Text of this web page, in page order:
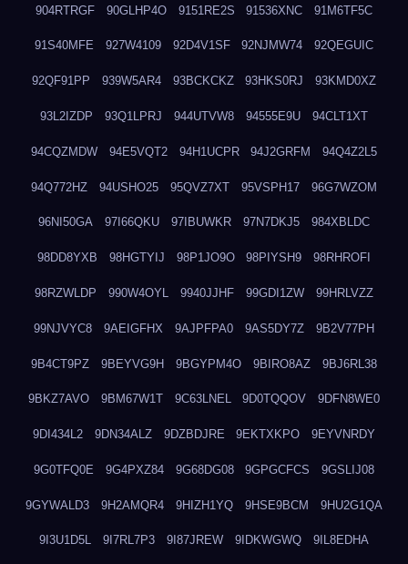
904RTRGF 90GLHP4O 9151RE2S 91536XNC 91M6TF5C
91S40MFE 927W4109 92D4V1SF 92NJMW74 92QEGUIC
92QF91PP 939W5AR4 93BCKCKZ 93HKS0RJ 93KMD0XZ
93L2IZDP 93Q1LPRJ 944UTVW8 94555E9U 94CLT1XT
94CQZMDW 94E5VQT2 94H1UCPR 94J2GRFM 94Q4Z2L5
94Q772HZ 94USHO25 95QVZ7XT 95VSPH17 96G7WZOM
96NI50GA 97I66QKU 97IBUWKR 97N7DKJ5 984XBLDC
98DD8YXB 98HGTYIJ 98P1JO9O 98PIYSH9 98RHROFI
98RZWLDP 990W4OYL 9940JJHF 99GDI1ZW 99HRLVZZ
99NJVYC8 9AEIGFHX 9AJPFPA0 9AS5DY7Z 9B2V77PH
9B4CT9PZ 9BEYVG9H 9BGYPM4O 9BIRO8AZ 9BJ6RL38
9BKZ7AVO 9BM67W1T 9C63LNEL 9D0TQQOV 9DFN8WE0
9DI434L2 9DN34ALZ 9DZBDJRE 9EKTXKPO 9EYVNRDY
9G0TFQ0E 9G4PXZ84 9G68DG08 9GPGCFCS 9GSLIJ08
9GYWALD3 9H2AMQR4 9HIZH1YQ 9HSE9BCM 9HU2G1QA
9I3U1D5L 9I7RL7P3 9I87JREW 9IDKWGWQ 9IL8EDHA